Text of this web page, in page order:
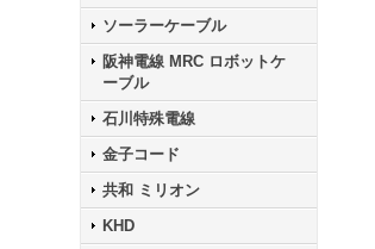
ソーラーケーブル
阪神電線 MRC ロボットケ
ーブル
石川特殊電線
金子コード
共和 ミリオン
KHD